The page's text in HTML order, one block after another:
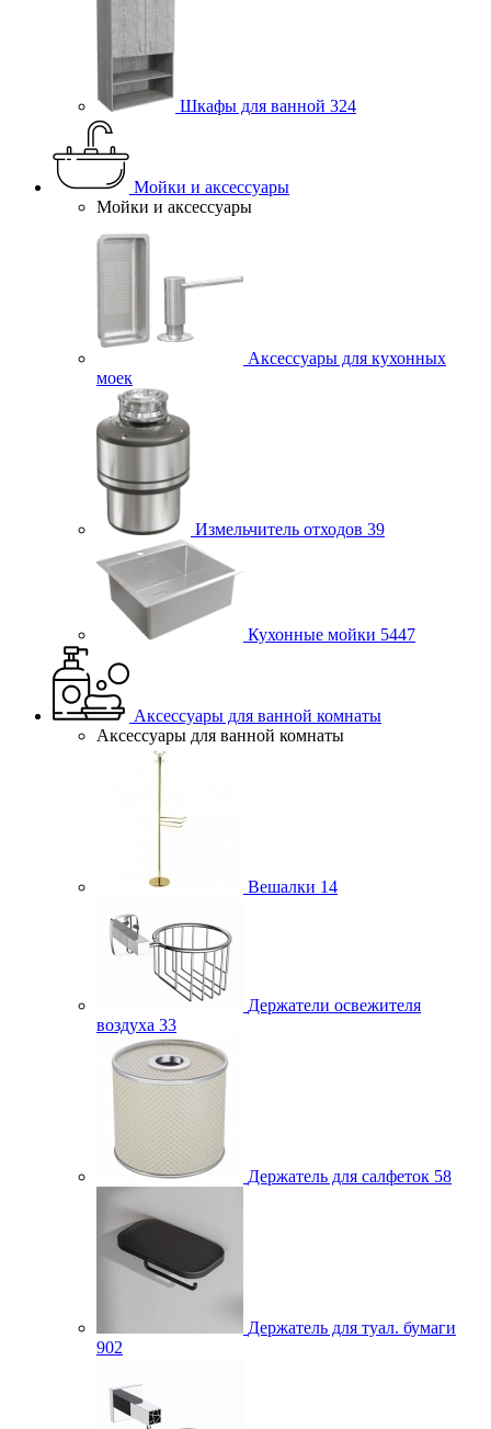
Шкафы для ванной 324
Мойки и аксессуары
Мойки и аксессуары
Аксессуары для кухонных
моек
Измельчитель отходов 39
Кухонные мойки 5447
Аксессуары для ванной комнаты
Аксессуары для ванной комнаты
Вешалки 14
Держатели освежителя
воздуха 33
Держатель для салфеток 58
Держатель для туал. бумаги
902